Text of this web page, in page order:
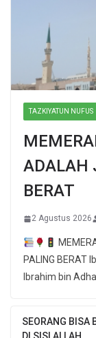
TAZKIYATUN NUFUS
ADALAH
BERAT
2 Agustus 2026
PALING
Ibrahim bin
SEORANG BISA